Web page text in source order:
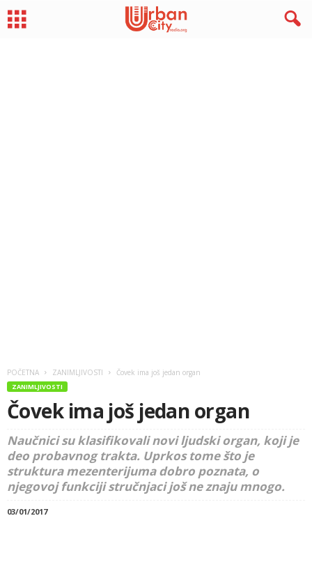
POČETNA ZANIMLJIVOSTI Čovek ima još jedan organ
ZANIMLJIVOSTI
Čovek ima još jedan organ
Naučnici su klasifikovali novi ljudski organ, koji je
deo probavnog trakta. Uprkos tome što je
struktura mezenterijuma dobro poznata, o
njegovoj funkciji stručnjaci još ne znaju mnogo.
03/01/2017